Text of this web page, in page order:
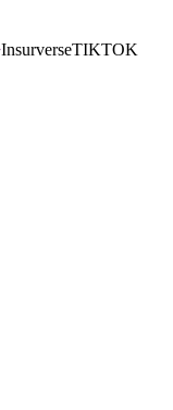
InsurverseTIKTOK